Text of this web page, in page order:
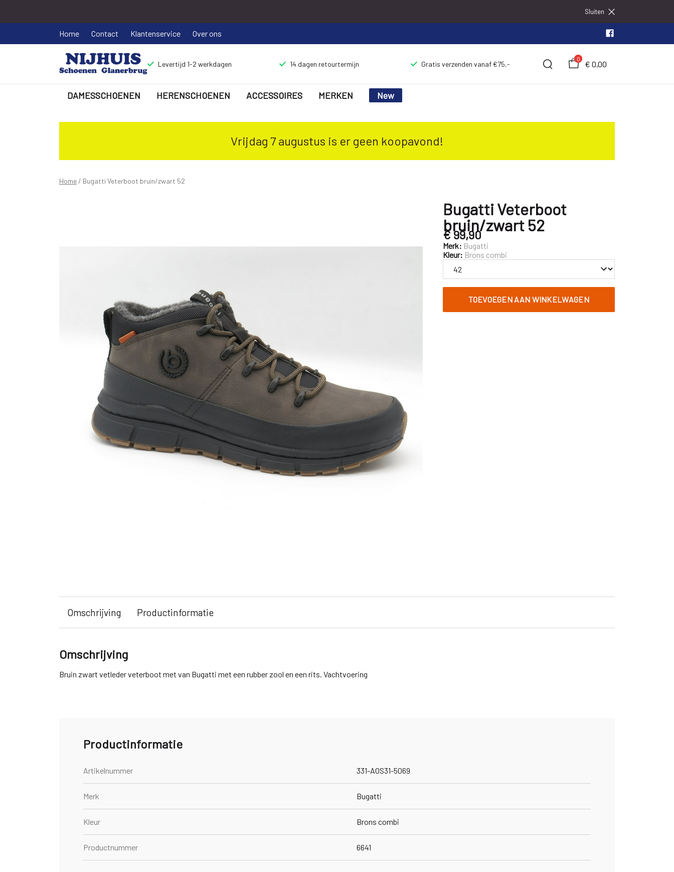
Sluiten
Home Contact Klantenservice Over ons
Levertijd 1-2 werkdagen 14 dagen retourtermijn Gratis verzenden vanaf €75,-
0
€ 0,00
DAMESSCHOENEN HERENSCHOENEN ACCESSOIRES MERKEN New
Bugatti
bruin/zwart
Vrijdag 7 augustus is er geen koopavond!
Home Bugatti Veterboot bruin/zwart 52
Bugatti Veterboot
bruin/zwart 52
€ 99,90
Merk: Bugatti
Kleur: Brons combi
TOEVOEGEN AAN WINKELWAGEN
Omschrijving Productinformatie
Omschrijving
Bruin zwart vetleder veterboot met van Bugatti met een rubber zool en een rits. Vachtvoering
Productinformatie
Artikelnummer 331-AOS31-5069
Merk Bugatti
Kleur Brons combi
Productnummer 6641